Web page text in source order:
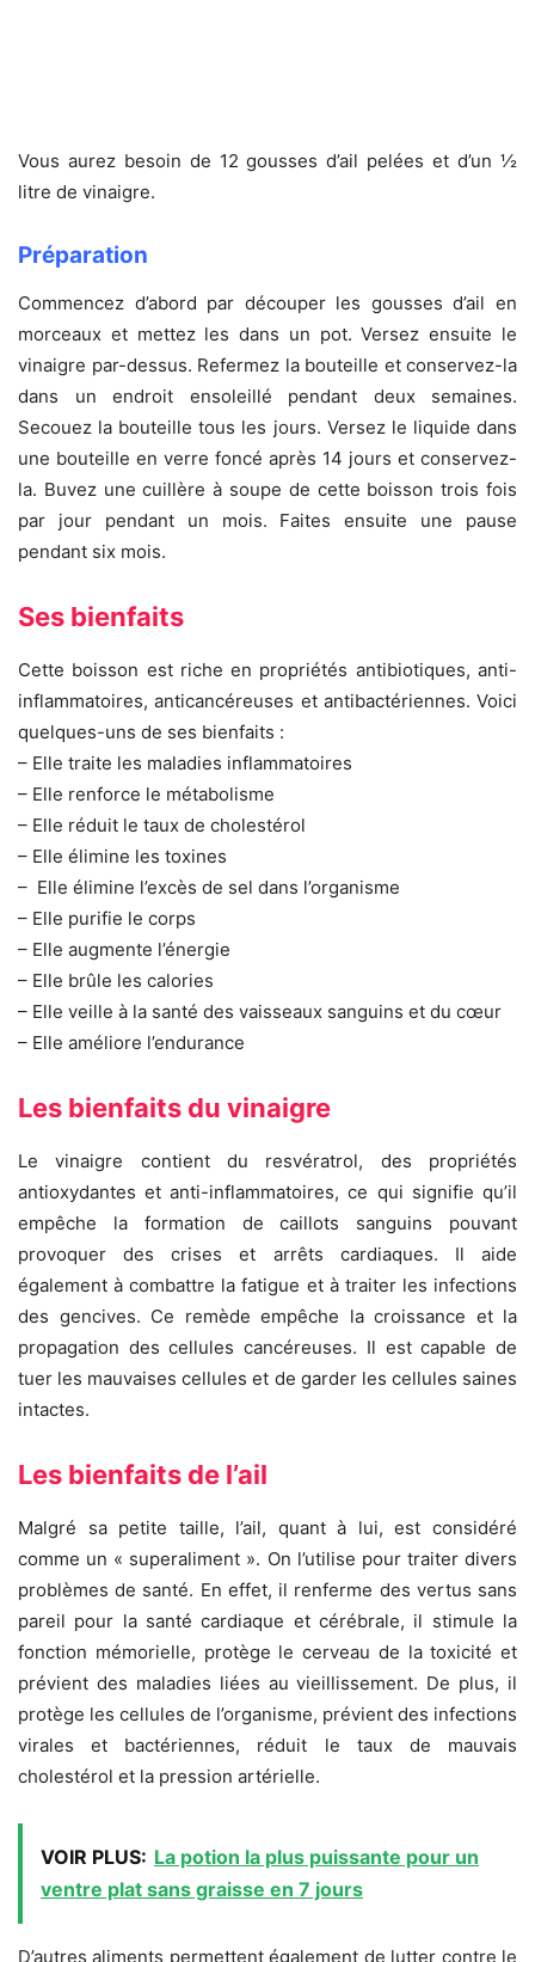
Vous aurez besoin de 12 gousses d’ail pelées et d’un ½
litre de vinaigre.
Préparation
Commencez d’abord par découper les gousses d’ail en
morceaux et mettez les dans un pot. Versez ensuite le
vinaigre par-dessus. Refermez la bouteille et conservez-la
dans un endroit ensoleillé pendant deux semaines.
Secouez la bouteille tous les jours. Versez le liquide dans
une bouteille en verre foncé après 14 jours et conservez-
la. Buvez une cuillère à soupe de cette boisson trois fois
par jour pendant un mois. Faites ensuite une pause
pendant six mois.
Ses bienfaits
Cette boisson est riche en propriétés antibiotiques, anti-
inflammatoires, anticancéreuses et antibactériennes. Voici
quelques-uns de ses bienfaits :
– Elle traite les maladies inflammatoires
– Elle renforce le métabolisme
– Elle réduit le taux de cholestérol
– Elle élimine les toxines
– Elle élimine l’excès de sel dans l’organisme
– Elle purifie le corps
– Elle augmente l’énergie
– Elle brûle les calories
– Elle veille à la santé des vaisseaux sanguins et du cœur
– Elle améliore l’endurance
Les bienfaits du vinaigre
Le vinaigre contient du resvératrol, des propriétés
antioxydantes et anti-inflammatoires, ce qui signifie qu’il
empêche la formation de caillots sanguins pouvant
provoquer des crises et arrêts cardiaques. Il aide
également à combattre la fatigue et à traiter les infections
des gencives. Ce remède empêche la croissance et la
propagation des cellules cancéreuses. Il est capable de
tuer les mauvaises cellules et de garder les cellules saines
intactes.
Les bienfaits de l’ail
Malgré sa petite taille, l’ail, quant à lui, est considéré
comme un « superaliment ». On l’utilise pour traiter divers
problèmes de santé. En effet, il renferme des vertus sans
pareil pour la santé cardiaque et cérébrale, il stimule la
fonction mémorielle, protège le cerveau de la toxicité et
prévient des maladies liées au vieillissement. De plus, il
protège les cellules de l’organisme, prévient des infections
virales et bactériennes, réduit le taux de mauvais
cholestérol et la pression artérielle.
VOIR PLUS: La potion la plus puissante pour un
ventre plat sans graisse en 7 jours
D’autres aliments permettent également de lutter contre le